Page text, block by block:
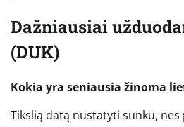
Dažniausiai
(DUK)
Kokia yra seniausia žinoma
Tikslią datą nustatyti sunku,